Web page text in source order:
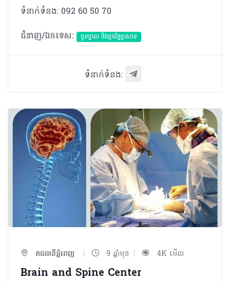
ទំនាក់ទំនង: 092 60 50 70
ជំនាញ/ឯកទេស:
ខួរក្បាល និងប្រព័ន្ធប្រសាទ
ទំនាក់ទំនង:
រាជធានីភ្នំពេញ | 9 ឆ្នាំមុន | 4K មើល
Brain and Spine Center